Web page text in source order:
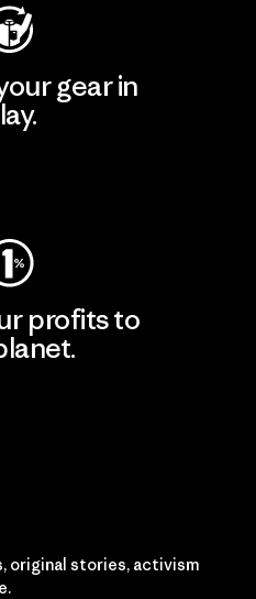
gear in
profits to
original stories, activism